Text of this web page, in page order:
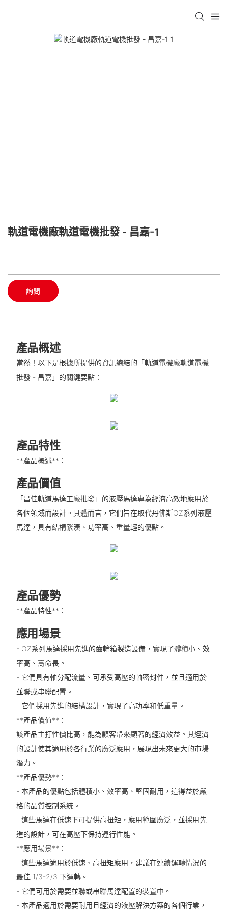
軌道電機廠軌道電機批發 - 昌嘉-1
詢問
產品概述
當然！以下是根據所提供的資訊總結的「軌道電機廠軌道電機
批發 - 昌嘉」的關鍵要點：
產品特性
**產品概述**：
產品價值
「昌佳軌道馬達工廠批發」的液壓馬達專為經濟高效地應用於
各個領域而設計。具體而言，它們旨在取代丹佛斯OZ系列液壓
馬達，具有結構緊湊、功率高、重量輕的優點。
產品優勢
**產品特性**：
應用場景
- OZ系列馬達採用先進的齒輪箱製造設備，實現了體積小、效
率高、壽命長。
- 它們具有軸分配流量、可承受高壓的軸密封件，並且適用於
並聯或串聯配置。
- 它們採用先進的結構設計，實現了高功率和低重量。
**產品價值**：
該產品主打性價比高，能為顧客帶來顯著的經濟效益。其經濟
的設計使其適用於各行業的廣泛應用，展現出未來更大的市場
潛力。
**產品優勢**：
- 本產品的優點包括體積小、效率高、堅固耐用，這得益於嚴
格的品質控制系統。
- 這些馬達在低速下可提供高扭矩，應用範圍廣泛，並採用先
進的設計，可在高壓下保持運行性能。
**應用場景**：
- 這些馬達適用於低速、高扭矩應用，建議在連續運轉情況的
最佳 1/3-2/3 下運轉。
- 它們可用於需要並聯或串聯馬達配置的裝置中。
- 本產品適用於需要耐用且經濟的液壓解決方案的各個行業，